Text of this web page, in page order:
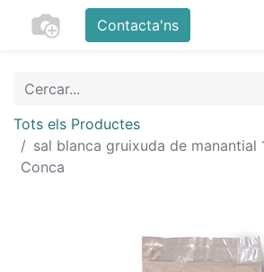
Contacta'ns
Tots els Productes
sal blanca gruixuda de manantial
Conca